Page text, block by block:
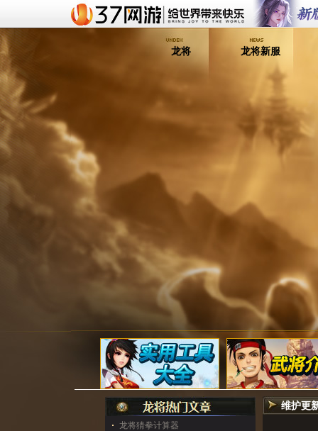
龙将 龙将新服
维护更
龙将猜拳计算器